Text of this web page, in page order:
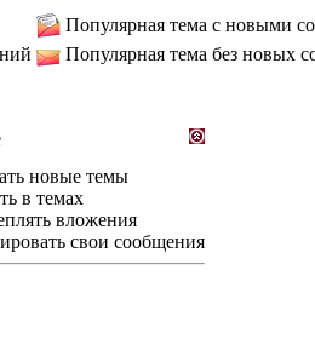
Популярная тема с новыми
Популярная тема без новых
новые темы
в темах
вложения
свои сообщения